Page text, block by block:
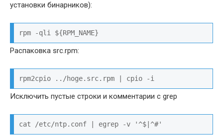
установки бинарников):
rpm -qli ${RPM_NAME}
Распаковка src.rpm:
rpm2cpio ../hoge.src.rpm | cpio -i
Исключить пустые строки и комментарии с grep
cat /etc/ntp.conf | egrep -v '^$|^#'